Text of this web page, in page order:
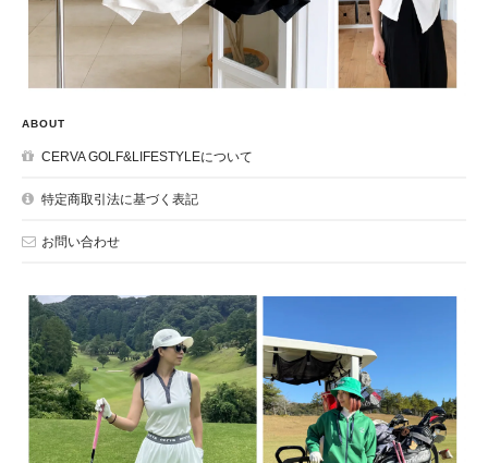
ABOUT
CERVA GOLF&LIFESTYLEについて
特定商取引法に基づく表記
お問い合わせ